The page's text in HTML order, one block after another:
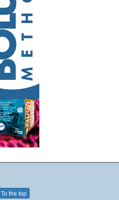
To the top